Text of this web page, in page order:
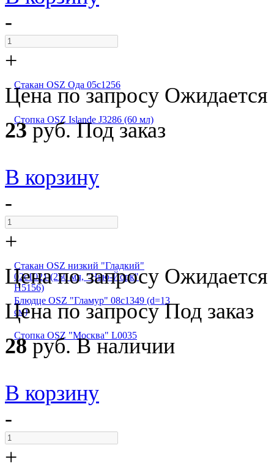
-
+
Стакан OSZ Ода 05с1256
Цена по запросу Ожидается
Стопка OSZ Islande J3286 (60 мл)
23руб.Под заказ
В корзину
-
+
Стакан OSZ низкий "Гладкий"
02с1021 (250 мл, "Нью-Йорк"
H5156)
Цена по запросу Ожидается
Блюдце OSZ "Гламур" 08с1349 (d=13
см)
Цена по запросуПод заказ
Стопка OSZ "Москва" L0035
28руб.В наличии
В корзину
-
+